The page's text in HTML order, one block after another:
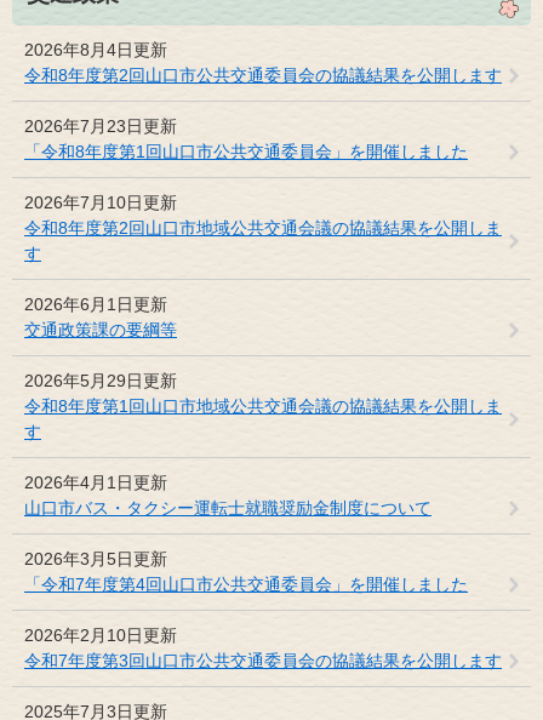
2026年8月4日更新
令和8年度第2回山口市公共交通委員会の協議結果を公開します
2026年7月23日更新
「令和8年度第1回山口市公共交通委員会」を開催しました
2026年7月10日更新
令和8年度第2回山口市地域公共交通会議の協議結果を公開しま
す
2026年6月1日更新
交通政策課の要綱等
2026年5月29日更新
令和8年度第1回山口市地域公共交通会議の協議結果を公開しま
す
2026年4月1日更新
山口市バス・タクシー運転士就職奨励金制度について
2026年3月5日更新
「令和7年度第4回山口市公共交通委員会」を開催しました
2026年2月10日更新
令和7年度第3回山口市公共交通委員会の協議結果を公開します
2025年7月3日更新